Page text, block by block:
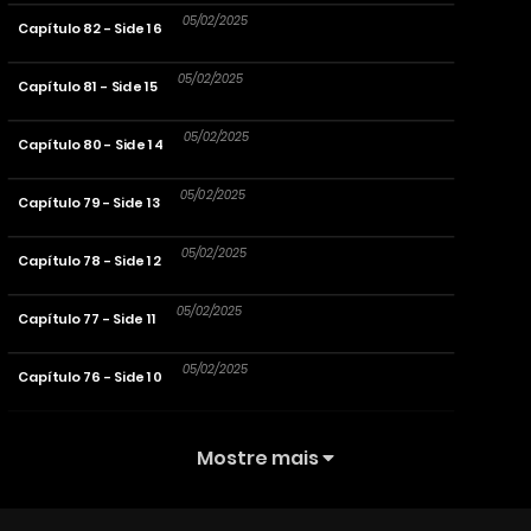
Capítulo 82 - Side 16 05/02/2025
Capítulo 81 - Side 15 05/02/2025
Capítulo 80 - Side 14 05/02/2025
Capítulo 79 - Side 13 05/02/2025
Capítulo 78 - Side 12 05/02/2025
Capítulo 77 - Side 11 05/02/2025
Capítulo 76 - Side 10 05/02/2025
Mostre mais